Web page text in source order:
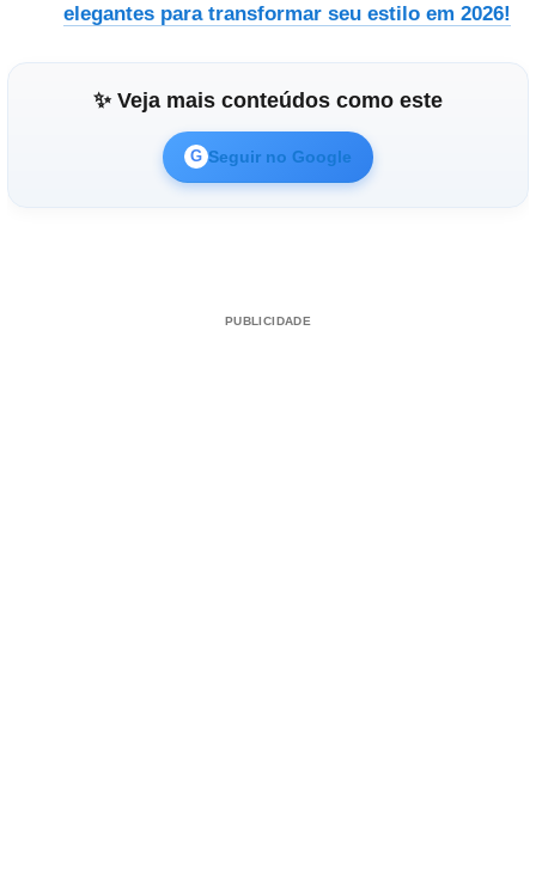
elegantes para transformar seu estilo em 2026!
✨ Veja mais conteúdos como este
G Seguir no Google
PUBLICIDADE